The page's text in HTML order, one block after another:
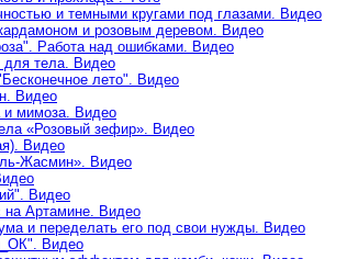
и темными кругами под глазами. Видео
и розовым деревом. Видео
Работа над ошибками. Видео
тела. Видео
лето". Видео
Видео
и мимоза. Видео
«Розовый зефир». Видео
Видео
Жасмин». Видео
Видео
на Артамине. Видео
и переделать его под свои нужды. Видео
Видео